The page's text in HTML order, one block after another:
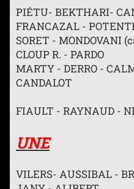
e
n
o
n
l
u
PIÉTU- BEKTHARI-
FRANCAZAL -
SORET - MONDOVANI
CLOUP R. - PARDO
MARTY - DERRO -
CANDALOT
FIAULT - RAYNAUD -
UNE
VILERS- AUSSIBAL -